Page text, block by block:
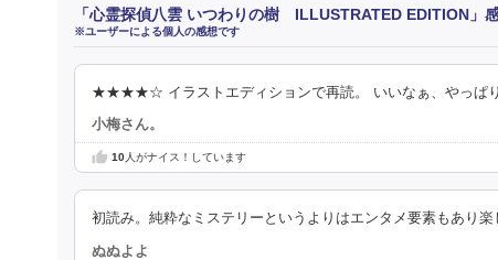
「心霊探偵八雲 いつわりの樹 ILLUSTRATED EDITION」
※ユーザーによる個人の感想です
★★★★☆ イラストエディションで再読。 いいなぁ、やっぱり
小梅さん。
10人がナイス！しています
初読み。純粋なミステリーというよりはエンタメ要素もあり楽
ぬぬよよ